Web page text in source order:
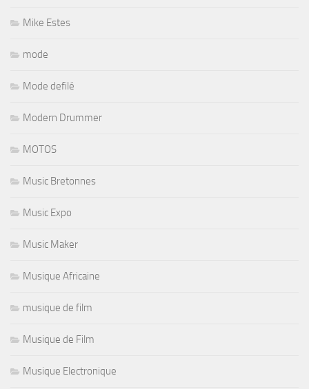
Mike Estes
mode
Mode defilé
Modern Drummer
MOTOS
Music Bretonnes
Music Expo
Music Maker
Musique Africaine
musique de film
Musique de Film
Musique Electronique